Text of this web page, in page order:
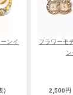
ンイ
フラワーモ
ン
2,500円